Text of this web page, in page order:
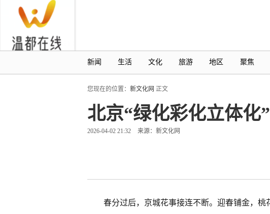
新闻 生活 文化 旅游 地区 聚焦
您现在的位置： 新文化网 正文
北京“绿化彩化立体化
2026-04-02 21:32 来源：新文化网
春分过后，京城花事接连不断。迎春铺金，